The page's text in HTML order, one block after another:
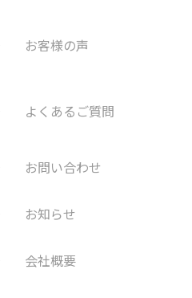
お客様の声
よくあるご質問
お問い合わせ
お知らせ
会社概要